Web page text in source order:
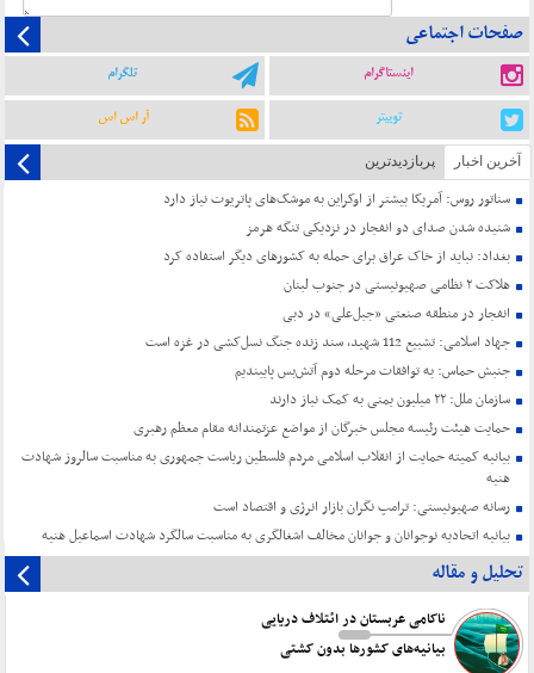
صفحات اجتماعی
اینستاگرام تلگرام
توییتر آر اس اس
آخرین اخبار پربازدیدترین
سناتور روس: آمریکا بیشتر از اوکراین به موشک‌های پاتریوت نیاز دارد
شنیده شدن صدای دو انفجار در نزدیکی تنگه هرمز
بغداد: نباید از خاک عراق برای حمله به کشورهای دیگر استفاده کرد
هلاکت ۲ نظامی صهیونیستی در جنوب لبنان
انفجار در منطقه صنعتی «جبل‌علی» در دبی
جهاد اسلامی: تشییع 112 شهید، سند زنده جنگ نسل‌کشی در غزه است
جنبش حماس: به توافقات مرحله دوم آتش‌بس پایبندیم
سازمان ملل: ۲۲ میلیون یمنی به کمک نیاز دارند
حمایت هیئت رئیسه مجلس خبرگان از مواضع عزتمندانه مقام معظم رهبری
بیانیه کمیته حمایت از انقلاب اسلامی مردم فلسطین ریاست جمهوری به مناسبت سالروز شهادت
هنیه
رسانه صهیونیستی: ترامپ نگران بازار انرژی و اقتصاد است
بیانیه اتحادیه نوجوانان و جوانان مخالف اشغالگری به مناسبت سالگرد شهادت اسماعیل هنیه
تحلیل و مقاله
ناکامی عربستان در ائتلاف دریایی
بیانیه‌های کشورها بدون کشتی